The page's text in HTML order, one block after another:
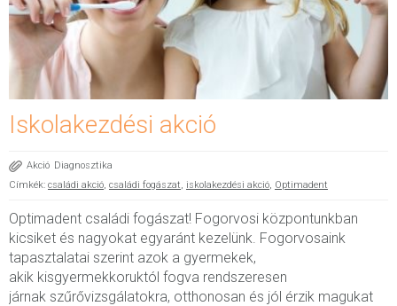
Iskolakezdési akció
Akció Diagnosztika
Címkék: családi akció családi fogászat iskolakezdési akció Optimadent
Optimadent családi fogászat! Fogorvosi központunkban
kicsiket és nagyokat egyaránt kezelünk. Fogorvosaink
tapasztalatai szerint azok a gyermekek,
akik kisgyermekkoruktól fogva rendszeresen
járnak szűrővizsgálatokra, otthonosan és jól érzik magukat